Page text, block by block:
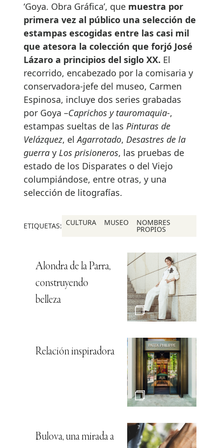
‘Goya. Obra Gráfica’, que muestra por
primera vez al público una selección de
estampas escogidas entre las casi mil
que atesora la colección que forjó José
Lázaro a principios del siglo XX. El
recorrido, encabezado por la comisaria y
conservadora-jefe del museo, Carmen
Espinosa, incluye dos series grabadas
por Goya –Caprichos y tauromaquia-,
estampas sueltas de las Pinturas de
Velázquez, elAgarrotado, Desastres de la
guerra y Los prisioneros, las pruebas de
estado de los Disparates o del Viejo
columpiándose, entre otras, y una
selección de litografías.
ETIQUETAS: CULTURA MUSEO NOMBRES
PROPIOS
Alondra de la Parra,
construyendo
belleza
Relación inspiradora
Bulova, una mirada a